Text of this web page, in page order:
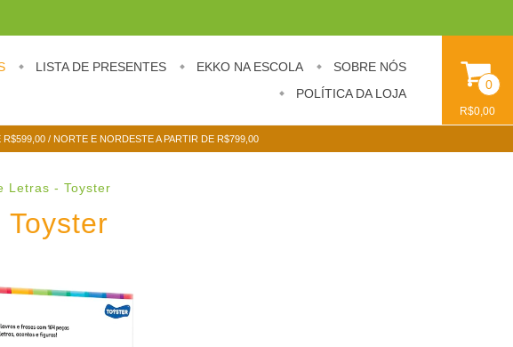
LISTA DE PRESENTES EKKO NA ESCOLA
SOBRE NÓS
POLÍTICA DA LOJA
0
R$0,00
/ NORTE E NORDESTE A PARTIR DE R$799,00
Letras - Toyster